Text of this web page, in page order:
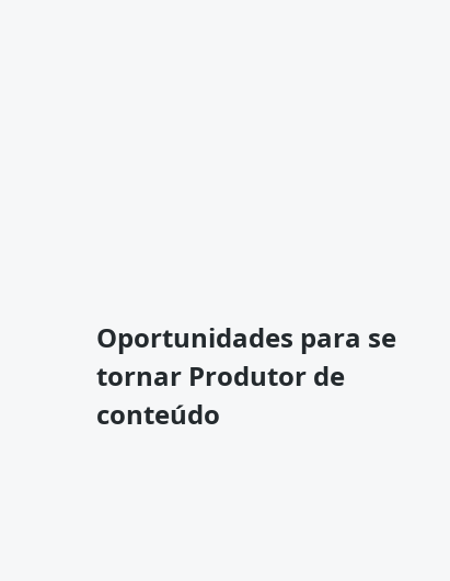
Oportunidades para se
tornar Produtor de
conteúdo